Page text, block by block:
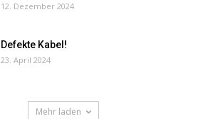
12. Dezember 2024
Defekte Kabel!
23. April 2024
Mehr laden